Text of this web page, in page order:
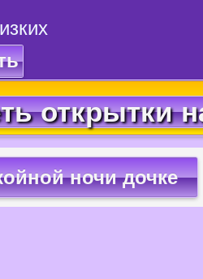
открытки
ночи дочке